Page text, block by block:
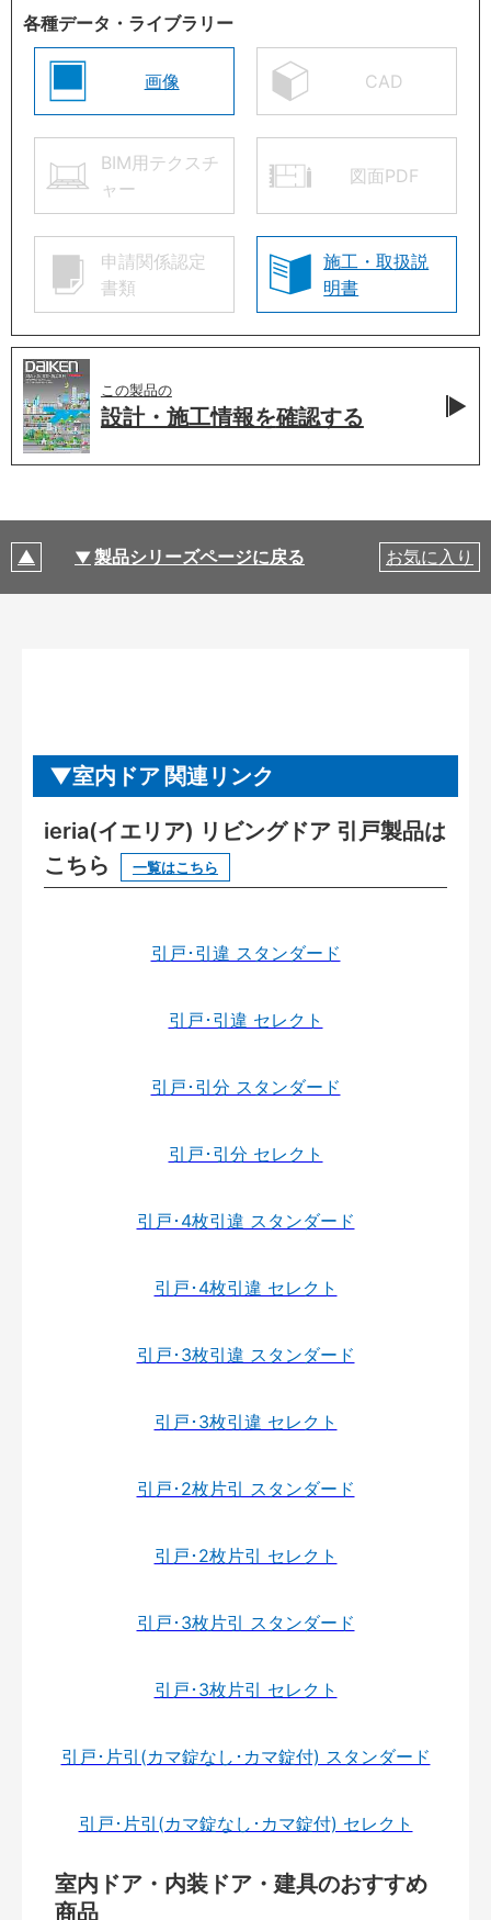
各種データ・ライブラリー
画像 CAD
BIM用テクスチ
ャー
図面PDF
申請関係認定
書類
施工・取扱説
明書
この製品の
設計・施工情報を確認する
製品シリーズページに戻る お気に入り
室内ドア 関連リンク
ieria(イエリア) リビングドア 引戸製品は
こちら
一覧はこちら
引戸･引違 スタンダード
引戸･引違 セレクト
引戸･引分 スタンダード
引戸･引分 セレクト
引戸･4枚引違 スタンダード
引戸･4枚引違 セレクト
引戸･3枚引違 スタンダード
引戸･3枚引違 セレクト
引戸･2枚片引 スタンダード
引戸･2枚片引 セレクト
引戸･3枚片引 スタンダード
引戸･3枚片引 セレクト
引戸･片引(カマ錠なし･カマ錠付) スタンダード
引戸･片引(カマ錠なし･カマ錠付) セレクト
室内ドア・内装ドア・建具のおすすめ
商品